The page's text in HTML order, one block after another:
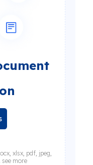
xlsx, pdf, jpeg,
more